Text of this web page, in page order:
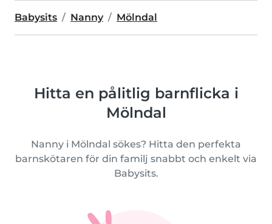
Babysits Nanny Mölndal
Hitta en pålitlig barnflicka i
Mölndal
Nanny i Mölndal sökes? Hitta den perfekta
barnskötaren för din familj snabbt och enkelt via
Babysits.